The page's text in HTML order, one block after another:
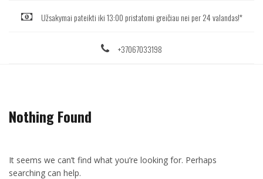
Užsakymai pateikti iki 13:00 pristatomi greičiau nei per 24 valandas!*
+37067033198
Nothing Found
It seems we can’t find what you’re looking for. Perhaps
searching can help.